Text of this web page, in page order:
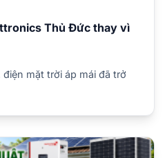
Thủ Đức thay vì
mặt trời áp mái đã trở